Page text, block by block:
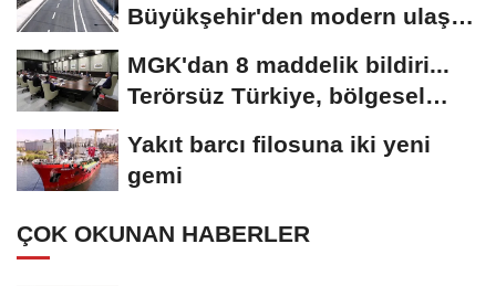
Büyükşehir'den modern ulaşım
MGK'dan 8 maddelik bildiri...
Terörsüz Türkiye, bölgesel
Yakıt barcı filosuna iki yeni
gemi
ÇOK OKUNAN HABERLER